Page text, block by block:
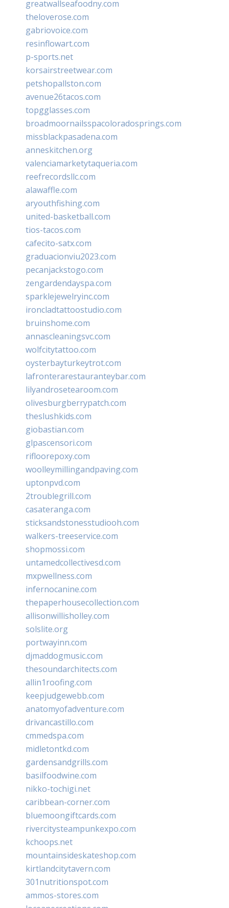
greatwallseafoodny.com
theloverose.com
gabriovoice.com
resinflowart.com
p-sports.net
korsairstreetwear.com
petshopallston.com
avenue26tacos.com
topgglasses.com
broadmoornailsspacoloradosprings.com
missblackpasadena.com
anneskitchen.org
valenciamarketytaqueria.com
reefrecordsllc.com
alawaffle.com
aryouthfishing.com
united-basketball.com
tios-tacos.com
cafecito-satx.com
graduacionviu2023.com
pecanjackstogo.com
zengardendayspa.com
sparklejewelryinc.com
ironcladtattoostudio.com
bruinshome.com
annascleaningsvc.com
wolfcitytattoo.com
oysterbayturkeytrot.com
lafronterarestauranteybar.com
lilyandrosetearoom.com
olivesburgberrypatch.com
theslushkids.com
giobastian.com
glpascensori.com
rifloorepoxy.com
woolleymillingandpaving.com
uptonpvd.com
2troublegrill.com
casateranga.com
sticksandstonesstudiooh.com
walkers-treeservice.com
shopmossi.com
untamedcollectivesd.com
mxpwellness.com
infernocanine.com
thepaperhousecollection.com
allisonwillisholley.com
solslite.org
portwayinn.com
djmaddogmusic.com
thesoundarchitects.com
allin1roofing.com
keepjudgewebb.com
anatomyofadventure.com
drivancastillo.com
cmmedspa.com
midletontkd.com
gardensandgrills.com
basilfoodwine.com
nikko-tochigi.net
caribbean-corner.com
bluemoongiftcards.com
rivercitysteampunkexpo.com
kchoops.net
mountainsideskateshop.com
kirtlandcitytavern.com
301nutritionspot.com
ammos-stores.com